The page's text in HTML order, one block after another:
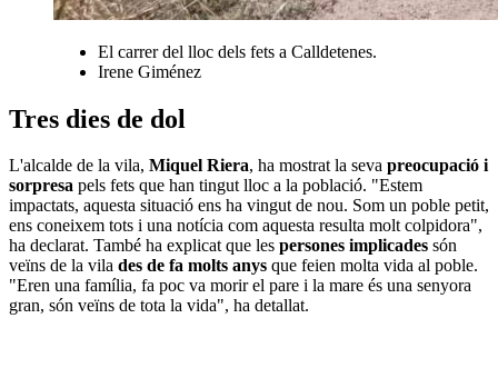
El carrer del lloc dels fets a Calldetenes.
Irene Giménez
Tres dies de dol
L'alcalde de la vila, Miquel Riera, ha mostrat la seva preocupació i
sorpresa pels fets que han tingut lloc a la població. "Estem
impactats, aquesta situació ens ha vingut de nou. Som un poble petit,
ens coneixem tots i una notícia com aquesta resulta molt colpidora",
ha declarat. També ha explicat que les persones implicades són
veïns de la vila des de fa molts anys que feien molta vida al poble.
"Eren una família, fa poc va morir el pare i la mare és una senyora
gran, són veïns de tota la vida", ha detallat.